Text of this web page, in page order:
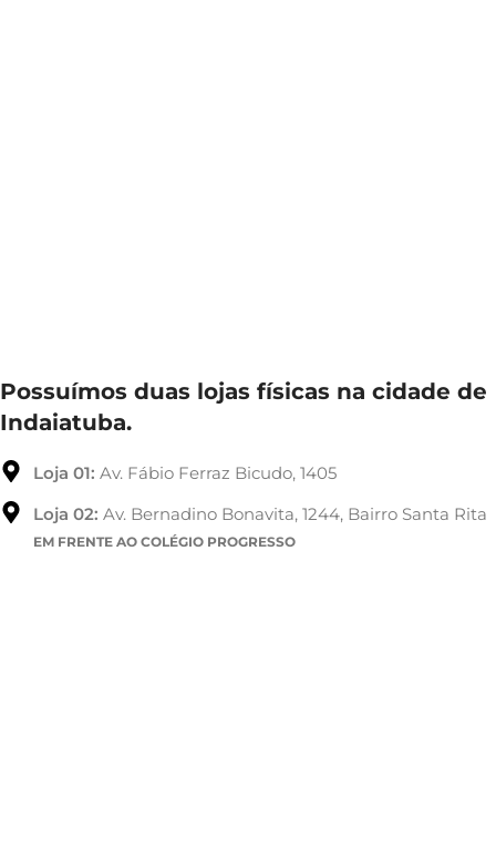
Possuímos duas lojas físicas na cidade de
Indaiatuba.
Loja 01: Av. Fábio Ferraz Bicudo, 1405
Loja 02: Av. Bernadino Bonavita, 1244, Bairro Santa Rita
EM FRENTE AO COLÉGIO PROGRESSO